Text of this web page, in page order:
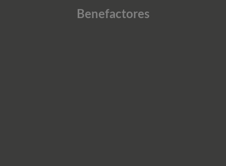
Benefactores